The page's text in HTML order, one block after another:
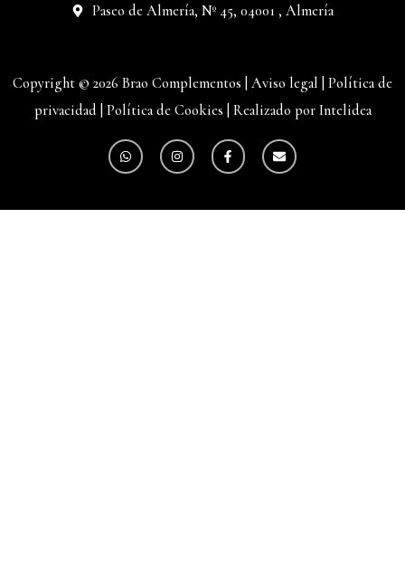
Paseo de Almería, Nº 45, 04001 , Almería
Copyright © 2026 Brao Complementos | Aviso legal Política de
privacidad Política de Cookies Realizado por Intelidea
W
h
a
a
I
n
s
g
F
a
c
o
E
n
v
o